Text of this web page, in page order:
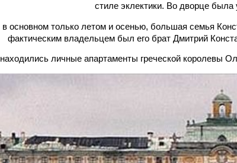
стиле эклектики. Во дворце была
основном только летом и осенью, большая семья
фактическим владельцем был его брат Дмитрий
личные апартаменты греческой королевы